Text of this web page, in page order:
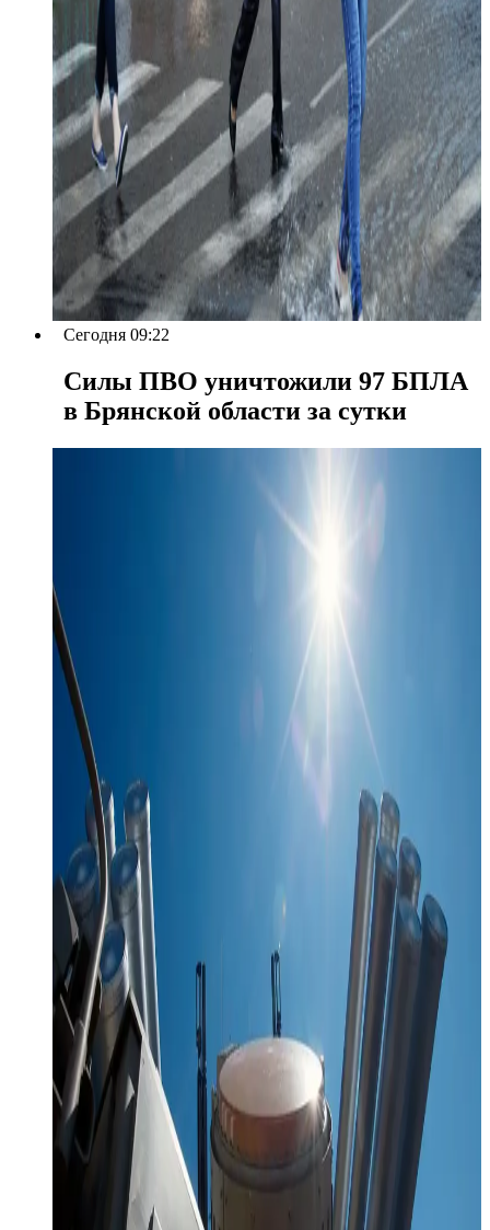
Сегодня 09:22
Силы ПВО уничтожили 97 БПЛА
в Брянской области за сутки